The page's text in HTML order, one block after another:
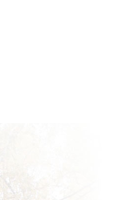
насекомые зеленых
: [сб. ст.] / РАН; [отв. ред. Н.П.
– М. : Наука, 1992. – 115 с.